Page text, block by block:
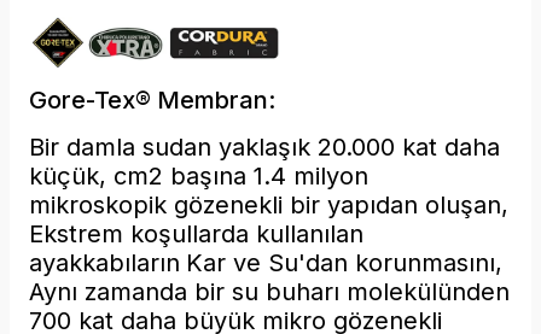
Gore-Tex® Membran:
Bir damla sudan yaklaşık 20.000 kat daha
küçük, cm2 başına 1.4 milyon
mikroskopik gözenekli bir yapıdan oluşan,
Ekstrem koşullarda kullanılan
ayakkabıların Kar ve Su'dan korunmasını,
Aynı zamanda bir su buharı molekülünden
700 kat daha büyük mikro gözenekli